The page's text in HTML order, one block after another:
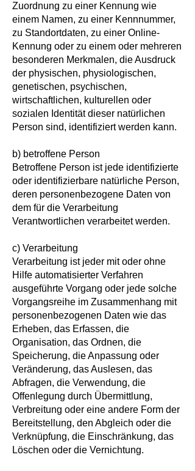
Zuordnung zu einer Kennung wie
einem Namen, zu einer Kennnummer,
zu Standortdaten, zu einer Online-
Kennung oder zu einem oder mehreren
besonderen Merkmalen, die Ausdruck
der physischen, physiologischen,
genetischen, psychischen,
wirtschaftlichen, kulturellen oder
sozialen Identität dieser natürlichen
Person sind, identifiziert werden kann.
b) betroffene Person
Betroffene Person ist jede identifizierte
oder identifizierbare natürliche Person,
deren personenbezogene Daten von
dem für die Verarbeitung
Verantwortlichen verarbeitet werden.
c) Verarbeitung
Verarbeitung ist jeder mit oder ohne
Hilfe automatisierter Verfahren
ausgeführte Vorgang oder jede solche
Vorgangsreihe im Zusammenhang mit
personenbezogenen Daten wie das
Erheben, das Erfassen, die
Organisation, das Ordnen, die
Speicherung, die Anpassung oder
Veränderung, das Auslesen, das
Abfragen, die Verwendung, die
Offenlegung durch Übermittlung,
Verbreitung oder eine andere Form der
Bereitstellung, den Abgleich oder die
Verknüpfung, die Einschränkung, das
Löschen oder die Vernichtung.